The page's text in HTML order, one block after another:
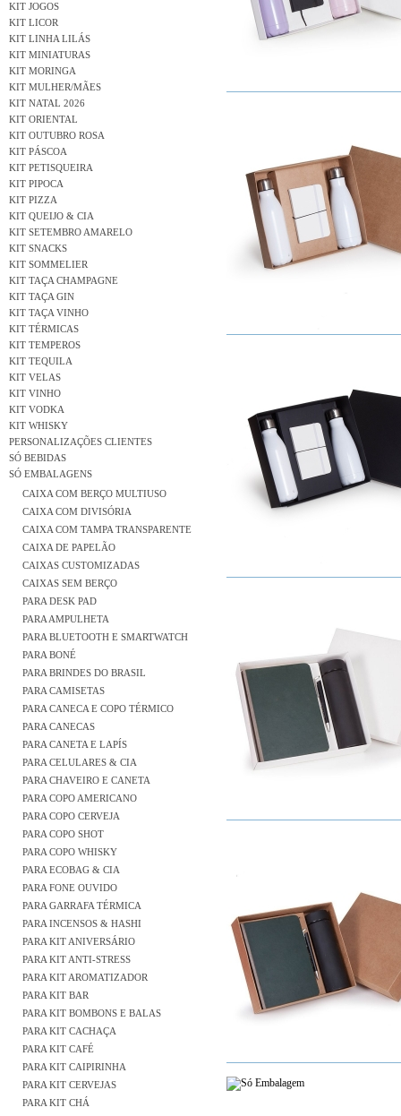
KIT JOGOS
KIT LICOR
KIT LINHA LILÁS
KIT MINIATURAS
KIT MORINGA
KIT MULHER/MÃES
KIT NATAL 2026
KIT ORIENTAL
KIT OUTUBRO ROSA
KIT PÁSCOA
KIT PETISQUEIRA
KIT PIPOCA
KIT PIZZA
KIT QUEIJO & CIA
KIT SETEMBRO AMARELO
KIT SNACKS
KIT SOMMELIER
KIT TAÇA CHAMPAGNE
KIT TAÇA GIN
KIT TAÇA VINHO
KIT TÉRMICAS
KIT TEMPEROS
KIT TEQUILA
KIT VELAS
KIT VINHO
KIT VODKA
KIT WHISKY
PERSONALIZAÇÕES CLIENTES
SÓ BEBIDAS
SÓ EMBALAGENS
CAIXA COM BERÇO MULTIUSO
CAIXA COM DIVISÓRIA
CAIXA COM TAMPA TRANSPARENTE
CAIXA DE PAPELÃO
CAIXAS CUSTOMIZADAS
CAIXAS SEM BERÇO
PARA DESK PAD
PARA AMPULHETA
PARA BLUETOOTH E SMARTWATCH
PARA BONÉ
PARA BRINDES DO BRASIL
PARA CAMISETAS
PARA CANECA E COPO TÉRMICO
PARA CANECAS
PARA CANETA E LAPÍS
PARA CELULARES & CIA
PARA CHAVEIRO E CANETA
PARA COPO AMERICANO
PARA COPO CERVEJA
PARA COPO SHOT
PARA COPO WHISKY
PARA ECOBAG & CIA
PARA FONE OUVIDO
PARA GARRAFA TÉRMICA
PARA INCENSOS & HASHI
PARA KIT ANIVERSÁRIO
PARA KIT ANTI-STRESS
PARA KIT AROMATIZADOR
PARA KIT BAR
PARA KIT BOMBONS E BALAS
PARA KIT CACHAÇA
PARA KIT CAFÉ
PARA KIT CAIPIRINHA
PARA KIT CERVEJAS
PARA KIT CHÁ